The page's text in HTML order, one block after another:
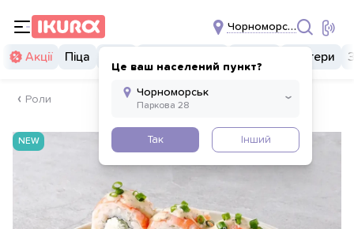
Чорноморськ
Це ваш населений пункт?
Так Інший
Акції Піца Бургери
Роли
NEW